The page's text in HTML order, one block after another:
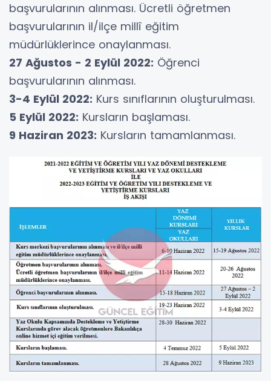
başvurularının alınması. Ücretli öğretmen
başvurularının il/ilçe millî eğitim
müdürlüklerince onaylanması.
27 Ağustos - 2 Eylül 2022: Öğrenci
başvurularının alınması.
3-4 Eylül 2022: Kurs sınıflarının oluşturulması.
5 Eylül 2022: Kursların başlaması.
9 Haziran 2023: Kursların tamamlanması.